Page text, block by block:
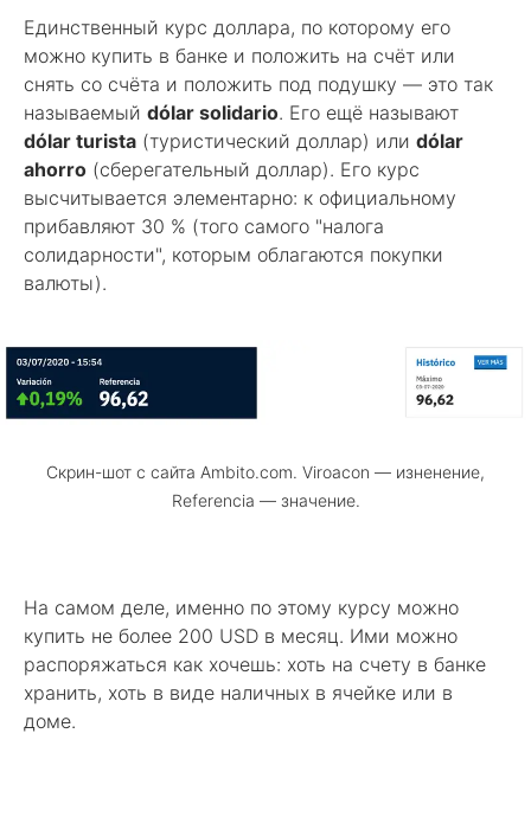
Единственный курс доллара, по которому его
можно купить в банке и положить на счёт или
снять со счёта и положить под подушку — это так
называемый dólar solidario. Его ещё называют
dólar turista (туристический доллар) или dólar
ahorro (сберегательный доллар). Его курс
высчитывается элементарно: к официальному
прибавляют 30 % (того самого "налога
солидарности", которым облагаются покупки
валюты).
Скрин-шот с сайта Ambito.com. Viroacon — изненение,
Referencia — значение.
На самом деле, именно по этому курсу можно
купить не более 200 USD в месяц. Ими можно
распоряжаться как хочешь: хоть на счету в банке
хранить, хоть в виде наличных в ячейке или в
доме.